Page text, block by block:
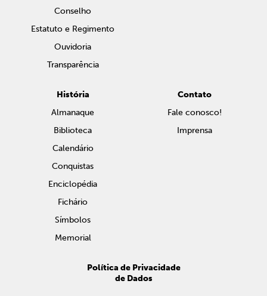
Conselho
Estatuto e Regimento
Ouvidoria
Transparência
História
Almanaque
Biblioteca
Calendário
Conquistas
Enciclopédia
Fichário
Símbolos
Memorial
Contato
Fale conosco!
Imprensa
Política de Privacidade
de Dados